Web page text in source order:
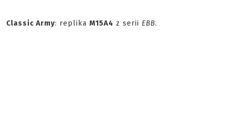
Classic Army: replika M15A4 z serii EBB.